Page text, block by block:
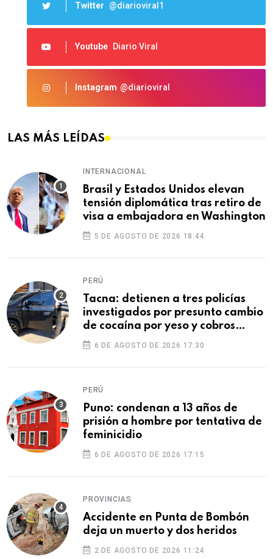
Twitter @diarioviral1
Youtube Diario Viral
Instagram @diarioviral
LAS MÁS LEÍDAS
INTERNACIONAL
Brasil y Estados Unidos elevan
tensión diplomática tras retiro de
visa a embajadora en Washington
5 DE AGOSTO DE 2026 18:44
PERÚ
Tacna: detienen a tres policías
investigados por presunto cambio
de cocaína por yeso y cobros
ilegales
6 DE AGOSTO DE 2026 17:30
PERÚ
Puno: condenan a 13 años de
prisión a hombre por tentativa de
feminicidio
6 DE AGOSTO DE 2026 17:15
PROVINCIAS
Accidente en Punta de Bombón
deja un muerto y dos heridos
2 DE AGOSTO DE 2026 11:24